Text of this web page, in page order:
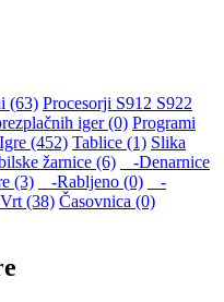
(63) Procesorji S912 S922
iger (0) Programi
Igre (452) Tablice (1) Slika
žarnice (6)
-Denarnice
(3) -Rabljeno (0)
-
(38) Časovnica (0)